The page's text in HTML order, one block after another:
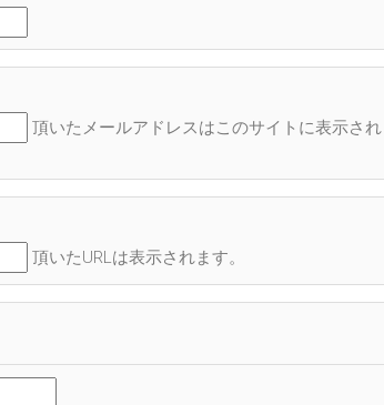
頂いたメールアドレスはこのサイトに表示され
頂いたURLは表示されます。